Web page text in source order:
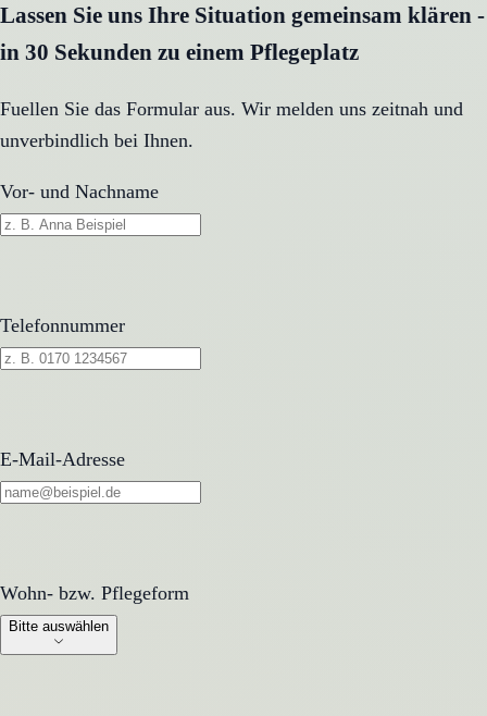
Lassen Sie uns Ihre Situation gemeinsam klären -
in 30 Sekunden zu einem Pflegeplatz
Fuellen Sie das Formular aus. Wir melden uns zeitnah und
unverbindlich bei Ihnen.
Vor- und Nachname
Telefonnummer
E-Mail-Adresse
Wohn- bzw. Pflegeform
Wohn- bzw. Pflegeform
Bitte auswählen